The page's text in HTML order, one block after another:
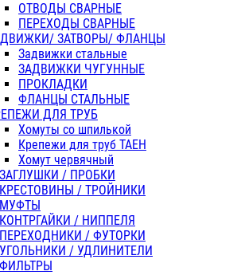
ОТВОДЫ СВАРНЫЕ
ПЕРЕХОДЫ СВАРНЫЕ
ЗАТВОРЫ/ ФЛАНЦЫ
Задвижки стальные
ЗАДВИЖКИ ЧУГУННЫЕ
ПРОКЛАДКИ
ФЛАНЦЫ СТАЛЬНЫЕ
ДЛЯ ТРУБ
Хомуты со шпилькой
Крепежи для труб ТАЕН
Хомут червячный
/ ПРОБКИ
/ ТРОЙНИКИ
/ НИППЕЛЯ
/ ФУТОРКИ
/ УДЛИНИТЕЛИ